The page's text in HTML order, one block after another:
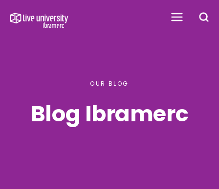
OUR BLOG
Blog Ibramerc